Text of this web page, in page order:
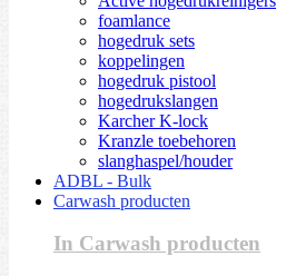
foamlance
hogedruk sets
koppelingen
hogedruk pistool
hogedrukslangen
Karcher K-lock
Kranzle toebehoren
slanghaspel/houder
ADBL - Bulk
Carwash producten
In Carwash producten